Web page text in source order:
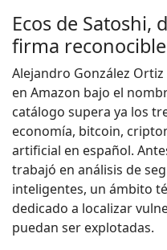
Ecos de Satoshi,
firma reconocible
Alejandro González
en Amazon bajo el
catálogo supera ya los
economía, bitcoin,
artificial en español.
trabajó en análisis de
inteligentes, un ámbito
dedicado a localizar
puedan ser explotadas.